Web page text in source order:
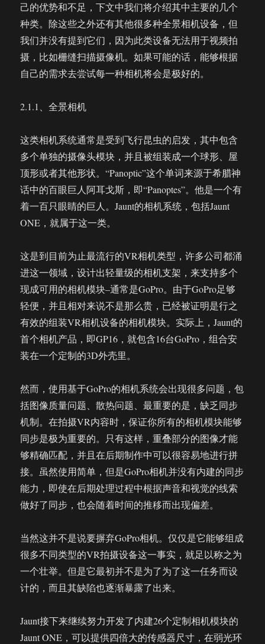
己的优势和不足，下文中我们将介绍其中主要的几个
种类。除这些之外还有其他很多种全景相机设备，但
我们并没有提到它们，因为此类设备无法用于视频拍
摄，比如栅缝扫描摄像机。如果可能的话，能够根据
自己的需求去尝试每一种相机将会是极好的。
2.1.1、全景相机
这类相机系统通常是受到飞行昆虫的启发，其中包含
多个单独的摄像头模块，并且被组装成一个球形、屋
顶形或者其他形状。“Panoptic”这个单词来源于希腊神
话中的百眼巨人阿耳戈斯，即“Panoptes”。他是一个有
着一百只眼睛的巨人。Jaunt的相机系统，包括Jaunt
ONE，就属于这一类。
这是到目前为止最流行的VR相机类型，许多公司都涌
进这一领域，设计出轻量级的相机支架，来支持多个
现成可用的相机模块–通常是GoPro。由于GoPro足够
轻便，并且相对来说不是那么贵，已经被证明是行之
有效的组装VR相机设备的相机模块。实际上，Jaunt的
首个相机产品，即GP16，就包含16台GoPro，组合安
装在一个定制的3D外壳里。
然而，使用基于GoPro的相机系统会出现很多问题，包
括图像质量问题、散热问题、最重要的是，缺乏同步
机制。在拍摄VR内容时，保证你所有的相机模块能够
同步是极为重要的。只有这样，重叠部分的图像才能
够精确匹配，并且在后期制作中可以很容易地进行拼
接。虽然使用简单，但是GoPro相机并没有内建的同步
能力，即使在后期处理过程中根据声音和视觉的线索
做好了同步，也会随着时间的推移而出现偏差。
当然这并不是说要摒弃GoPro相机。仅仅是它能够组成
很多不同类型的VR拍摄设备这一事实，就足以称之为
一个壮举。但是它最初并不是为了为了这一任务而设
计的，而且其缺陷也逐渐暴露了出来。
Jaunt接下来继续努力开发了内建26个定制相机模块的
Jaunt ONE，可以提供四倍大的传感器尺寸，在弱光环